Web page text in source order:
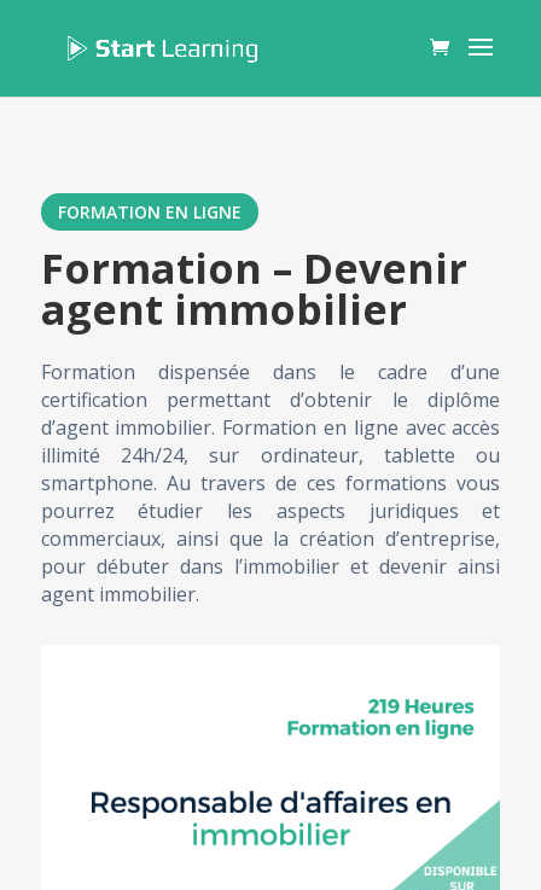
FORMATION EN LIGNE
Formation – Devenir
agent immobilier
Formation dispensée dans le cadre d’une
certification permettant d’obtenir le diplôme
d’agent immobilier. Formation en ligne avec accès
illimité 24h/24, sur ordinateur, tablette ou
smartphone. Au travers de ces formations vous
pourrez étudier les aspects juridiques et
commerciaux, ainsi que la création d’entreprise,
pour débuter dans l’immobilier et devenir ainsi
agent immobilier.